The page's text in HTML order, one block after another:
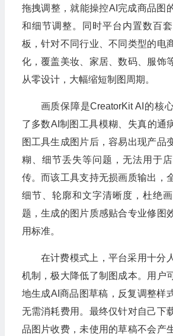
拖拽调整，就能操控AI完成商品图
和细节调整。同时平台内置数百
板，针对不同行业、不同类型的电
化，覆盖美妆、家居、数码、服饰
从零设计，大幅缩短制图周期。
画质保障是CreatorKit AI的核
了多数AI制图工具模糊、失真的通
图工具生成图片后，容易出现产品
糊、细节丢失等问题，无法用于
传。而该工具支持无损画质输出，
细节、轮廓和文字清晰度，杜绝
题，生成的图片质感贴合专业修图
用标准。
在计费模式上，平台采用十分
机制，极大降低了制图成本。用户
地生成AI商品图草稿，反复调整样
无需消耗费用。最终仅针对自己下
品图片收费，未使用的草稿不会产